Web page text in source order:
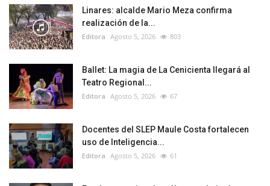
Linares: alcalde Mario Meza confirma
realización de la...
Editora Agosto 5, 2026 803
Ballet: La magia de La Cenicienta llegará al
Teatro Regional...
Editora Agosto 5, 2026 67
Docentes del SLEP Maule Costa fortalecen
uso de Inteligencia...
Editora Agosto 5, 2026 61